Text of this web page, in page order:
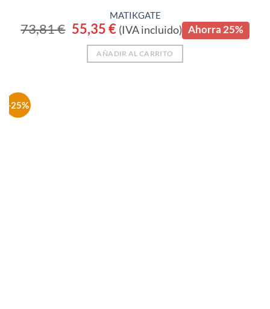
MATIKGATE
73,81€
El
precio
original
73,81 €.
55,35€El
precio
actual
es:
55,35 €.
(IVA incluido) Ahorra 25%
AÑADIR AL CARRITO
-25%